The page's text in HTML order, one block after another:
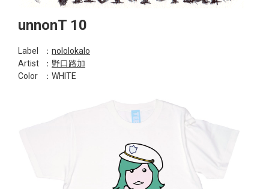
unnonT 10
Label ： nololokalo
Artist
： 野口路加
Color
：WHITE